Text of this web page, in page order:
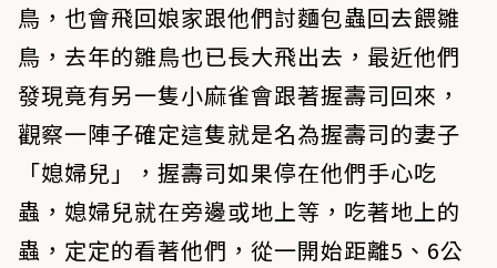
鳥，也會飛回娘家跟他們討麵包蟲回去餵雛
鳥，去年的雛鳥也已長大飛出去，最近他們
發現竟有另一隻小麻雀會跟著握壽司回來，
觀察一陣子確定這隻就是名為握壽司的妻子
「媳婦兒」，握壽司如果停在他們手心吃
蟲，媳婦兒就在旁邊或地上等，吃著地上的
蟲，定定的看著他們，從一開始距離5、6公